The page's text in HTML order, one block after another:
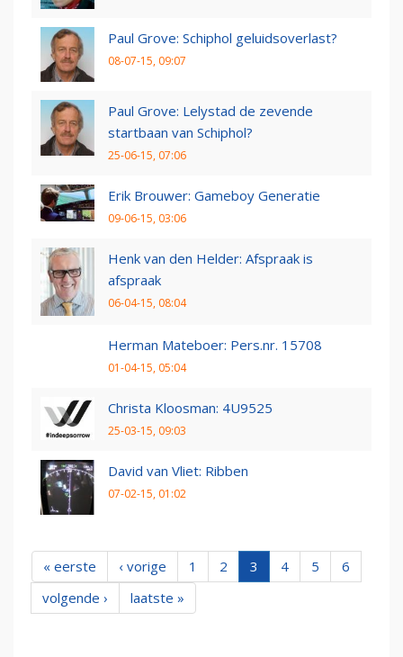
Paul Grove: Schiphol geluidsoverlast?
08-07-15, 09:07
Paul Grove: Lelystad de zevende
startbaan van Schiphol?
25-06-15, 07:06
Erik Brouwer: Gameboy Generatie
09-06-15, 03:06
Henk van den Helder: Afspraak is
afspraak
06-04-15, 08:04
Herman Mateboer: Pers.nr. 15708
01-04-15, 05:04
Christa Kloosman: 4U9525
25-03-15, 09:03
David van Vliet: Ribben
07-02-15, 01:02
« eerste ‹ vorige 1 2 3 4 5
6
volgende ›
laatste »